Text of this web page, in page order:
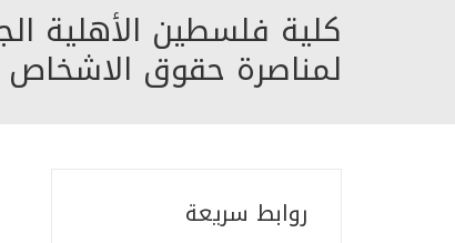
كلية فلسطين الأهلية
لمناصرة حقوق الاشخاص
روابط سريعة